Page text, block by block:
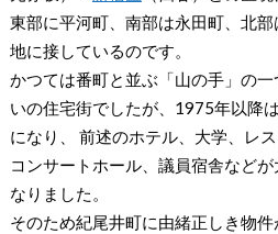
東部に平河町、南部は永田町、北
地に接しているのです。
かつては番町と並ぶ「山の手」の
いの住宅街でしたが、1975年以降
になり、 前述のホテル、大学、レ
コンサートホール、議員宿舎など
なりました。
そのため紀尾井町に由緒正しき物